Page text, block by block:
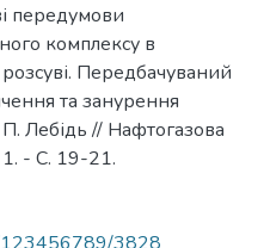
передумови
комплексу в
Передбачуваний
та занурення
Лебідь // Нафтогазова
- С. 19-21.